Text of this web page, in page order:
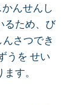
んせんし
るため、び
さつでき
うを せい
す。